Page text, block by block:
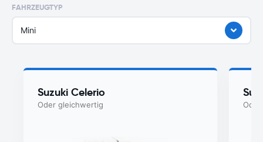
FAHRZEUGTYP
Mini
Suzuki Celerio
Oder gleichwertig